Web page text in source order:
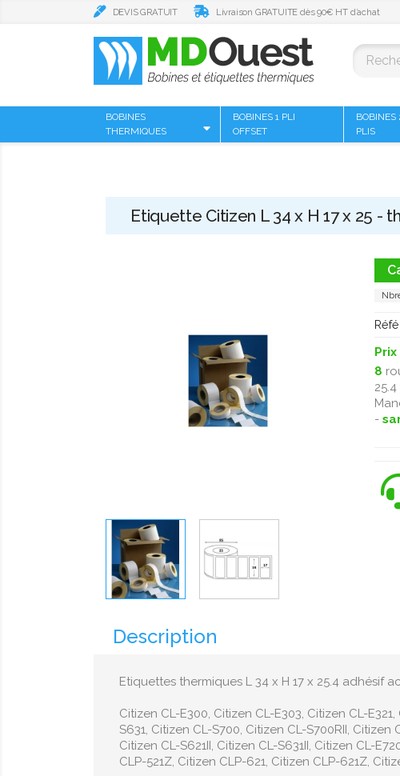
DEVIS GRATUIT Livraison GRATUITE dès 90€ HT d’achat
BOBINES
THERMIQUES
BOBINES 1 PLI
OFFSET
BOBINES
PLIS
Etiquette Citizen L 34 x H 17 x 25 -
8
-
Description
Etiquettes thermiques L 34 x H 17 x 25.4 adhésif
Citizen CL-E300, Citizen CL-E303, Citizen CL-
S631, Citizen CL-S700, Citizen CL-S700RII, Citizen
Citizen CL-S621II, Citizen CL-S631II, Citizen CL-
CLP-521Z, Citizen CLP-621, Citizen CLP-621Z,